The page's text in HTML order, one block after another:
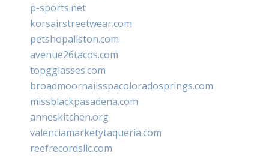
p-sports.net
korsairstreetwear.com
petshopallston.com
avenue26tacos.com
topgglasses.com
broadmoornailsspacoloradosprings.com
missblackpasadena.com
anneskitchen.org
valenciamarketytaqueria.com
reefrecordsllc.com